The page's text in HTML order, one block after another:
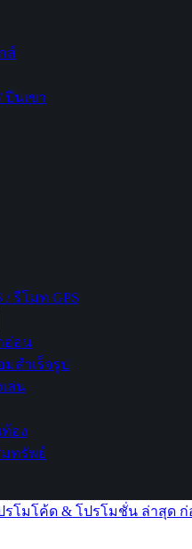
ส์
ปีนเขา
/ รีโมท GPS
อ่อน
มสำเร็จรูป
ล่น
อง
มทรัพย์